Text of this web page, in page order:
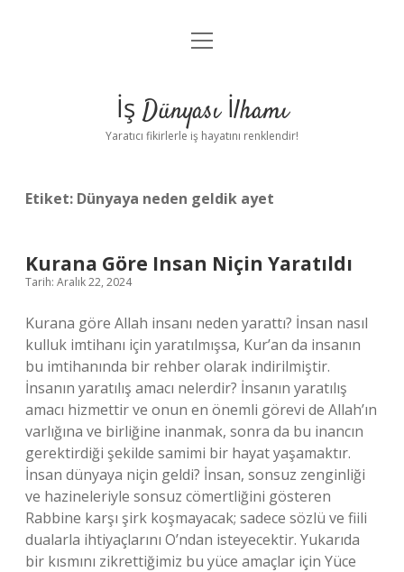
Anasayfa
Yasal Uyarı
menüyü
İş Dünyası İlhamı
Yaratıcı fikirlerle iş hayatını renklendir!
Etiket: Dünyaya neden geldik ayet
Kurana Göre Insan Niçin Yaratıldı
Tarih: Aralık 22, 2024
Kurana göre Allah insanı neden yarattı? İnsan nasıl
kulluk imtihanı için yaratılmışsa, Kur’an da insanın
bu imtihanında bir rehber olarak indirilmiştir.
İnsanın yaratılış amacı nelerdir? İnsanın yaratılış
amacı hizmettir ve onun en önemli görevi de Allah’ın
varlığına ve birliğine inanmak, sonra da bu inancın
gerektirdiği şekilde samimi bir hayat yaşamaktır.
İnsan dünyaya niçin geldi? İnsan, sonsuz zenginliği
ve hazineleriyle sonsuz cömertliğini gösteren
Rabbine karşı şirk koşmayacak; sadece sözlü ve fiili
dualarla ihtiyaçlarını O’ndan isteyecektir. Yukarıda
bir kısmını zikrettiğimiz bu yüce amaçlar için Yüce